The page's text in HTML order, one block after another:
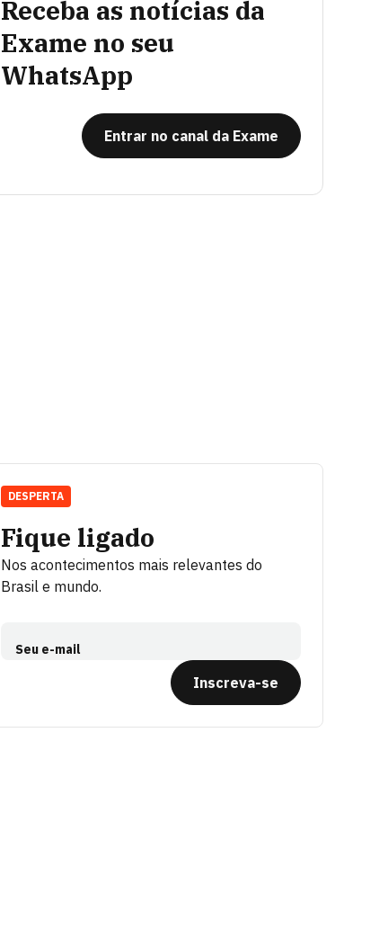
Receba as notícias da
Exame no seu
WhatsApp
Entrar no canal da Exame
Fique ligado
Nos acontecimentos mais relevantes do
Brasil e mundo.
Seu e-mail
Inscreva-se
DESPERTA